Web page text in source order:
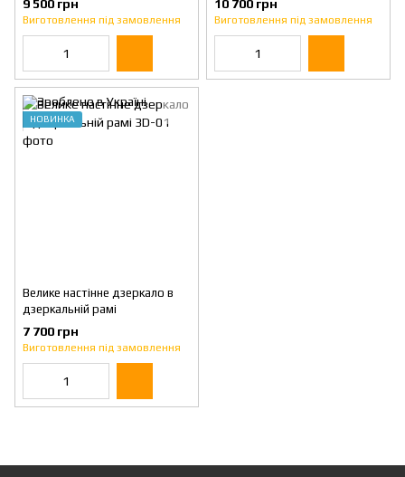
9 500 грн
Виготовлення під замовлення
10 700 грн
Виготовлення під замовлення
НОВИНКА
Велике настінне дзеркало в
дзеркальній рамі
7 700 грн
Виготовлення під замовлення